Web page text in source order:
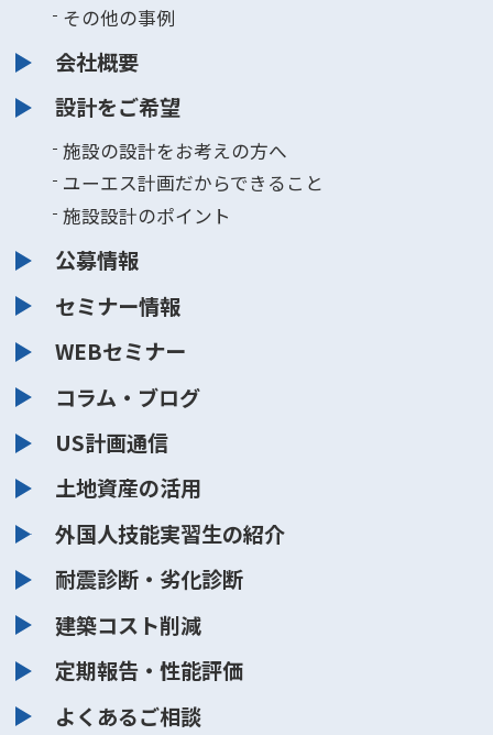
その他の事例
会社概要
設計をご希望
施設の設計をお考えの方へ
ユーエス計画だからできること
施設設計のポイント
公募情報
セミナー情報
WEBセミナー
コラム・ブログ
US計画通信
土地資産の活用
外国人技能実習生の紹介
耐震診断・劣化診断
建築コスト削減
定期報告・性能評価
よくあるご相談